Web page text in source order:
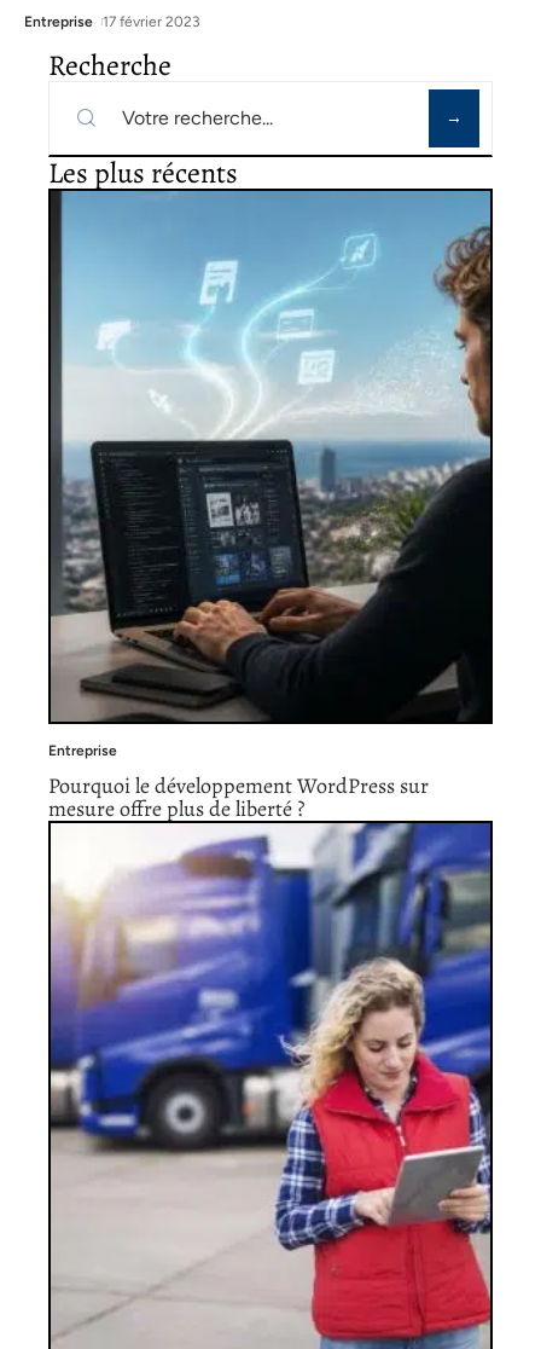
Entreprise 17 février 2023
Recherche
Les plus récents
Entreprise
Pourquoi le développement WordPress sur
mesure offre plus de liberté ?